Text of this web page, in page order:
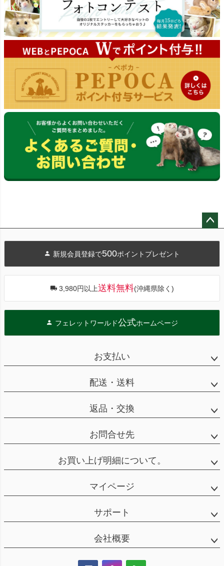
へ
新規会員登録で500ポイントプレゼント
3,980円以上送料無料(沖縄県除く)
フェレットワールド公式ホームページ
お支払い
配送・送料
返品・交換
お問合せ先
お買い上げ明細について。
マイページ
サポート
会社概要